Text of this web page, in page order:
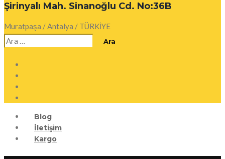
Şirinyalı Mah. Sinanoğlu Cd. No:36B
Muratpaşa / Antalya / TÜRKİYE
Arama:
Blog
İletişim
Kargo